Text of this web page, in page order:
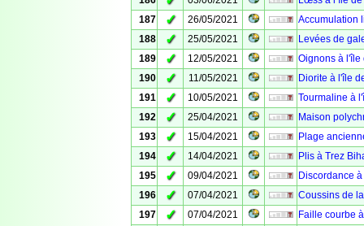
187
✓ 26/05/2021
Accumulation
188
✓ 25/05/2021
Levées de
189
✓ 12/05/2021
Oignons à l'île
190
✓ 11/05/2021
Diorite à l'île
191
✓ 10/05/2021
Tourmaline à
192
✓ 25/04/2021
Maison
193
✓ 15/04/2021
Plage
194
✓ 14/04/2021
Plis à Trez
195
✓ 09/04/2021
Discordance
196
✓ 07/04/2021
Coussins de
197
✓ 07/04/2021
Faille courbe